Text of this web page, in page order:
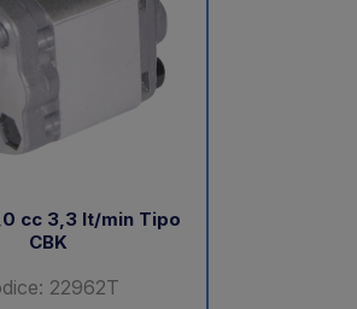
cc 3,3 lt/min Tipo
CBK
22962T